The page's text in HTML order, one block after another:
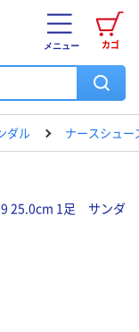
カゴ
メニュー
ダル ナースシュー
25.0cm 1足 サンダ